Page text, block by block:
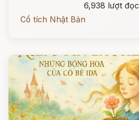
6,938 lượt đọc
Cổ tích Nhật Bản